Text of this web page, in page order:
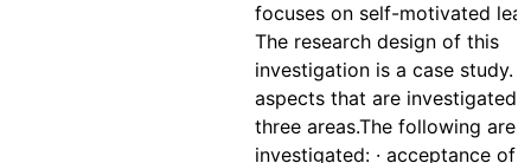
focuses on self-motivated
The research design of this
investigation is a case study.
aspects that are investigated
three areas.The following are
investigated: · acceptance of a